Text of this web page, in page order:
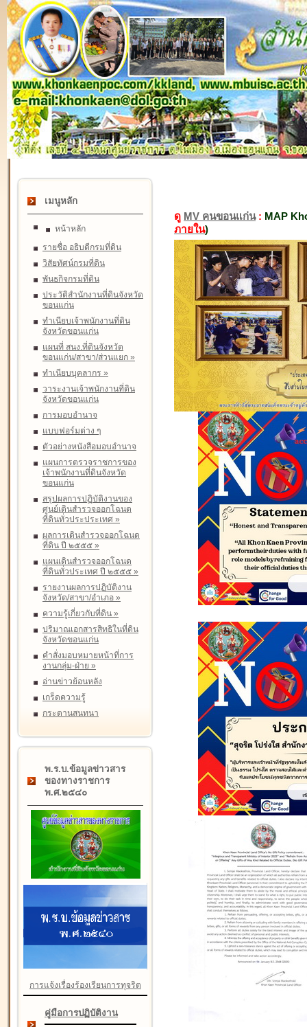
เมนูหลัก
หน้าหลัก
รายชื่อ อธิบดีกรมที่ดิน
วิสัยทัศน์กรมที่ดิน
พันธกิจกรมที่ดิน
ประวัติสำนักงานที่ดินจังหวัด
ขอนแก่น
ทำเนียบเจ้าพนักงานที่ดิน
จังหวัดขอนแก่น
แผนที่ สนง.ที่ดินจังหวัด
ขอนแก่น/สาขา/ส่วนแยก »
ทำเนียบบุคลากร »
วาระงานเจ้าพนักงานที่ดิน
จังหวัดขอนแก่น
การมอบอำนาจ
แบบฟอร์มต่าง ๆ
ตัวอย่างหนังสือมอบอำนาจ
แผนการตรวจราชการของ
เจ้าพนักงานที่ดินจังหวัด
ขอนแก่น
สรุปผลการปฏิบัติงานของ
ศูนย์เดินสำรวจออกโฉนด
ที่ดินทั่วประประเทศ »
ผลการเดินสำรวจออกโฉนด
ที่ดิน ปี ๒๕๕๕ »
แผนเดินสำรวจออกโฉนด
ที่ดินทั่วประเทศ ปี ๒๕๕๕ »
รายงานผลการปฏิบัติงาน
จังหวัด/สาขา/อำเภอ »
ความรู้เกี่ยวกับที่ดิน »
ปริมาณเอกสารสิทธิในที่ดิน
จังหวัดขอนแก่น
คำสั่งมอบหมายหน้าที่การ
งานกลุ่ม-ฝ่าย »
อ่านข่าวย้อนหลัง
เกร็ดความรู้
กระดานสนทนา
พ.ร.บ.ข้อมูลข่าวสาร
ของทางราชการ
พ.ศ.๒๕๔๐
การแจ้งเรื่องร้องเรียนการทุจริต
คู่มือการปฏิบัติงาน
ดู MV คนขอนแก่น: MAP
ภายใน)